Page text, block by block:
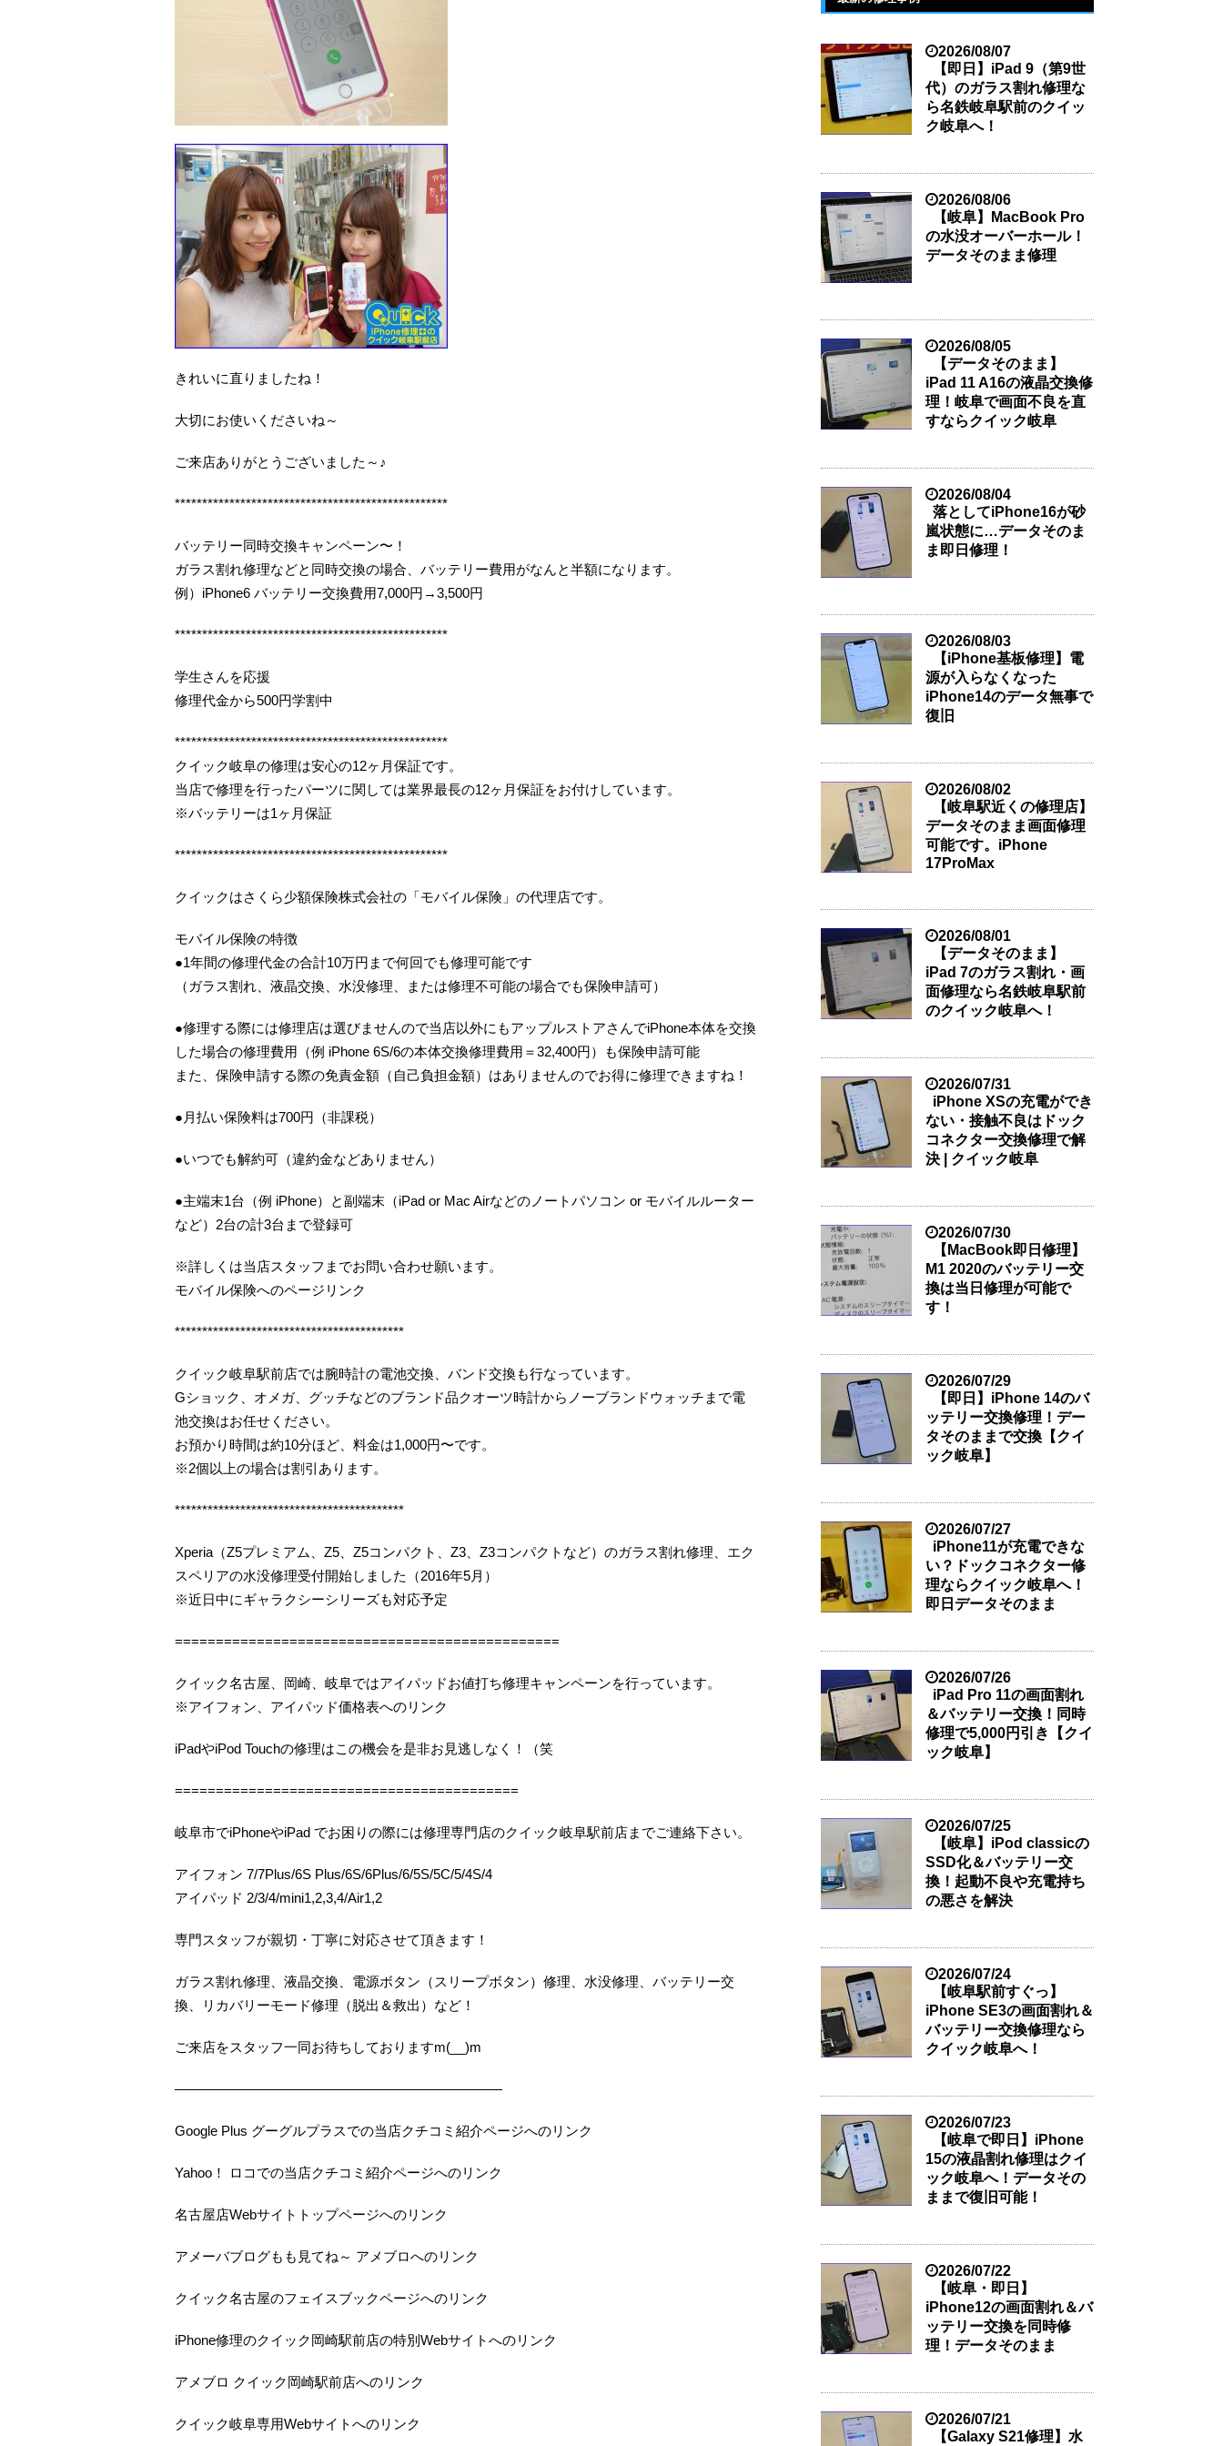
きれいに直りましたね！
大切にお使いくださいね～
ご来店ありがとうございました～♪
**************************************************
バッテリー同時交換キャンペーン〜！
ガラス割れ修理などと同時交換の場合、バッテリー費用がなんと半額になります。
例）iPhone6 バッテリー交換費用7,000円→3,500円
**************************************************
学生さんを応援
修理代金から500円学割中
**************************************************
クイック岐阜の修理は安心の12ヶ月保証です。
当店で修理を行ったパーツに関しては業界最長の12ヶ月保証をお付けしています。
※バッテリーは1ヶ月保証
**************************************************
クイックはさくら少額保険株式会社の「モバイル保険」の代理店です。
モバイル保険の特徴
●1年間の修理代金の合計10万円まで何回でも修理可能です
（ガラス割れ、液晶交換、水没修理、または修理不可能の場合でも保険申請可）
●修理する際には修理店は選びませんので当店以外にもアップルストアさんでiPhone本体を交換
した場合の修理費用（例 iPhone 6S/6の本体交換修理費用＝32,400円）も保険申請可能
また、保険申請する際の免責金額（自己負担金額）はありませんのでお得に修理できますね！
●月払い保険料は700円（非課税）
●いつでも解約可（違約金などありません）
●主端末1台（例 iPhone）と副端末（iPad or Mac Airなどのノートパソコン or モバイルルーター
など）2台の計3台まで登録可
※詳しくは当店スタッフまでお問い合わせ願います。
モバイル保険へのページリンク
******************************************
クイック岐阜駅前店では腕時計の電池交換、バンド交換も行なっています。
Gショック、オメガ、グッチなどのブランド品クオーツ時計からノーブランドウォッチまで電
池交換はお任せください。
お預かり時間は約10分ほど、料金は1,000円〜です。
※2個以上の場合は割引あります。
******************************************
Xperia（Z5プレミアム、Z5、Z5コンパクト、Z3、Z3コンパクトなど）のガラス割れ修理、エク
スペリアの水没修理受付開始しました（2016年5月）
※近日中にギャラクシーシリーズも対応予定
===============================================
クイック名古屋、岡崎、岐阜ではアイパッドお値打ち修理キャンペーンを行っています。
※アイフォン、アイパッド価格表へのリンク
iPadやiPod Touchの修理はこの機会を是非お見逃しなく！（笑
==========================================
岐阜市でiPhoneやiPad でお困りの際には修理専門店のクイック岐阜駅前店までご連絡下さい。
アイフォン 7/7Plus/6S Plus/6S/6Plus/6/5S/5C/5/4S/4
アイパッド 2/3/4/mini1,2,3,4/Air1,2
専門スタッフが親切・丁寧に対応させて頂きます！
ガラス割れ修理、液晶交換、電源ボタン（スリープボタン）修理、水没修理、バッテリー交
換、リカバリーモード修理（脱出＆救出）など！
ご来店をスタッフ一同お待ちしておりますm(__)m
————————————————————————
Google Plus グーグルプラスでの当店クチコミ紹介ページへのリンク
Yahoo！ ロコでの当店クチコミ紹介ページへのリンク
名古屋店Webサイトトップページへのリンク
アメーバブログもも見てね～ アメブロへのリンク
クイック名古屋のフェイスブックページへのリンク
iPhone修理のクイック岡崎駅前店の特別Webサイトへのリンク
アメブロ クイック岡崎駅前店へのリンク
クイック岐阜専用Webサイトへのリンク
2026/08/07
【即日】iPad 9（第9世
代）のガラス割れ修理な
ら名鉄岐阜駅前のクイッ
ク岐阜へ！
2026/08/06
【岐阜】MacBook Pro
の水没オーバーホール！
データそのまま修理
2026/08/05
【データそのまま】
iPad 11 A16の液晶交換修
理！岐阜で画面不良を直
すならクイック岐阜
2026/08/04
落としてiPhone16が砂
嵐状態に…データそのま
ま即日修理！
2026/08/03
【iPhone基板修理】電
源が入らなくなった
iPhone14のデータ無事で
復旧
2026/08/02
【岐阜駅近くの修理店】
データそのまま画面修理
可能です。iPhone
17ProMax
2026/08/01
【データそのまま】
iPad 7のガラス割れ・画
面修理なら名鉄岐阜駅前
のクイック岐阜へ！
2026/07/31
iPhone XSの充電ができ
ない・接触不良はドック
コネクター交換修理で解
決 | クイック岐阜
2026/07/30
【MacBook即日修理】
M1 2020のバッテリー交
換は当日修理が可能で
す！
2026/07/29
【即日】iPhone 14のバ
ッテリー交換修理！デー
タそのままで交換【クイ
ック岐阜】
2026/07/27
iPhone11が充電できな
い？ドックコネクター修
理ならクイック岐阜へ！
即日データそのまま
2026/07/26
iPad Pro 11の画面割れ
＆バッテリー交換！同時
修理で5,000円引き【クイ
ック岐阜】
2026/07/25
【岐阜】iPod classicの
SSD化＆バッテリー交
換！起動不良や充電持ち
の悪さを解決
2026/07/24
【岐阜駅前すぐっ】
iPhone SE3の画面割れ＆
バッテリー交換修理なら
クイック岐阜へ！
2026/07/23
【岐阜で即日】iPhone
15の液晶割れ修理はクイ
ック岐阜へ！データその
ままで復旧可能！
2026/07/22
【岐阜・即日】
iPhone12の画面割れ＆バ
ッテリー交換を同時修
理！データそのまま
2026/07/21
【Galaxy S21修理】水